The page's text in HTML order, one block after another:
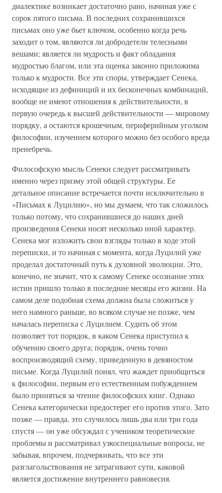
диалектике возникает достаточно рано, начиная уже с
сорок пятого письма. В последних сохранившихся
письмах оно уже бьет ключом, особенно когда речь
заходит о том, являются ли добродетели телесными
вешами; является ли мудрость и факт обладания
мудростью благом, или эта оценка законно приложима
только к мудрости. Все эти споры, утверждает Сенека,
исходящие из дефиниций и их бесконечных комбинаций,
вообще не имеют отношения к действительности, в
первую очередь к высшей действительности — мировому
порядку, а остаются крошечным, периферийным уголком
философии, изучением которого можно без особого вреда
пренебречь.
Философскую мысль Сенеки следует рассматривать
именно через призму этой общей структуры. Ее
детальное описание встречается почти исключительно в
«Письмах к Луцилию», но мы думаем, что так сложилось
только потому, что сохранившиеся до наших дней
произведения Сенеки носят несколько иной характер.
Сенека мог изложить свои взгляды только в ходе этой
переписки, и то начиная с момента, когда Луцилий уже
проделал достаточный путь к духовной эволюции. Это,
конечно, не значит, что к самому Сенеке осознание этих
истин пришло только в последние месяцы его жизни. На
самом деле подобная схема должна была сложиться у
него намного раньше, во всяком случае не позже, чем
началась переписка с Луцилием. Судить об этом
позволяет тот порядок, в каком Сенека приступил к
обучению своего друга; порядок, очень точно
воспроизводящий схему, приведенную в девяностом
письме. Когда Луцилий понял, что жаждет приобщиться
к философии, первым его естественным побуждением
было приняться за чтение философских книг. Однако
Сенека категорически предостерег его против этого. Зато
позже — правда, это случилось лишь два или три года
спустя — он уже обсуждал с учеником теоретические
проблемы и рассматривал узкоспециальные вопросы, не
забывая, впрочем, подчеркивать, что все эти
разглагольствования не затрагивают сути, каковой
является достижение внутреннего равновесия.